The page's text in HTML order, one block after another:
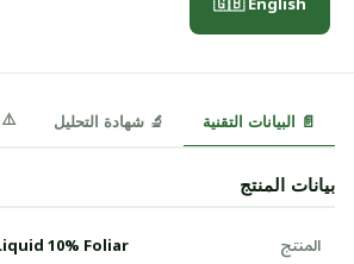
📄 البيانات التقنية 🔬 شهادة التحليل ⚠️ MSDS
بيانات المنتج
المنتج
10% Foliar